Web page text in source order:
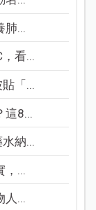
肺...
看...
「...
這8...
納...
，...
人...